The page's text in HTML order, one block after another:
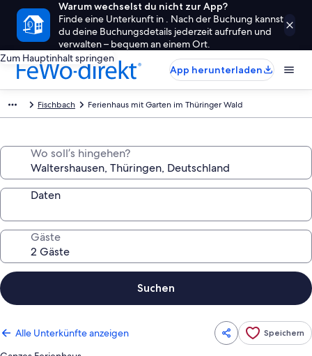
Warum wechselst du nicht zur App?
Finde eine Unterkunft in . Nach der Buchung kannst
du deine Buchungsdetails jederzeit aufrufen und
verwalten – bequem an einem Ort.
Zum Hauptinhalt springen
App herunterladen
Fischbach Ferienhaus mit Garten im Thüringer Wald
Wo soll’s hingehen?
Daten
Gäste
Suchen
Alle Unterkünfte anzeigen Speichern